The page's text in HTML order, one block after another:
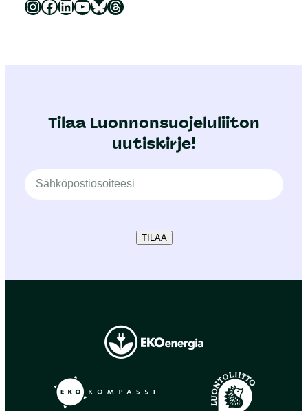
Luonnonsuojeluliitto Instagramissa Luonnonsuojeluliitto Facebookissa Luonnonsuojeluliitto LinkedInissä Luonnonsuojeluliiton YouTube-kanava Luonnonsuojeluliitto Blueskyssa Luonnonsuojeluliitto Threadsissa
Tilaa Luonnonsuojeluliiton
uutiskirje!
TILAA